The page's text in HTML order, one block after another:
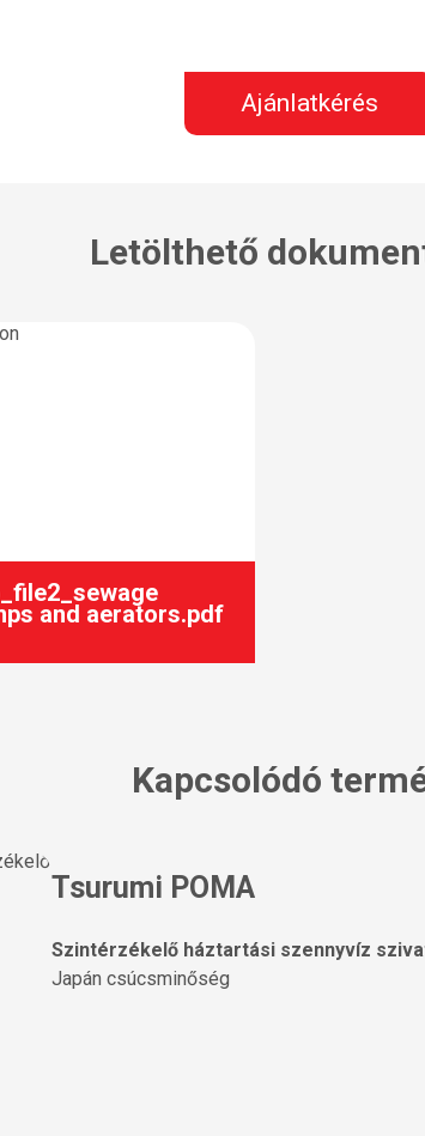
Ajánlatkérés
Letölthető
and aerators.pdf
Kapcsolódó
Tsurumi POMA
Szintérzékelő háztartási szennyvíz
Japán csúcsminőség